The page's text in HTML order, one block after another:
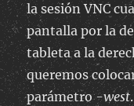
la sesión VNC
pantalla por la
tableta a la
queremos
parámetro-west.